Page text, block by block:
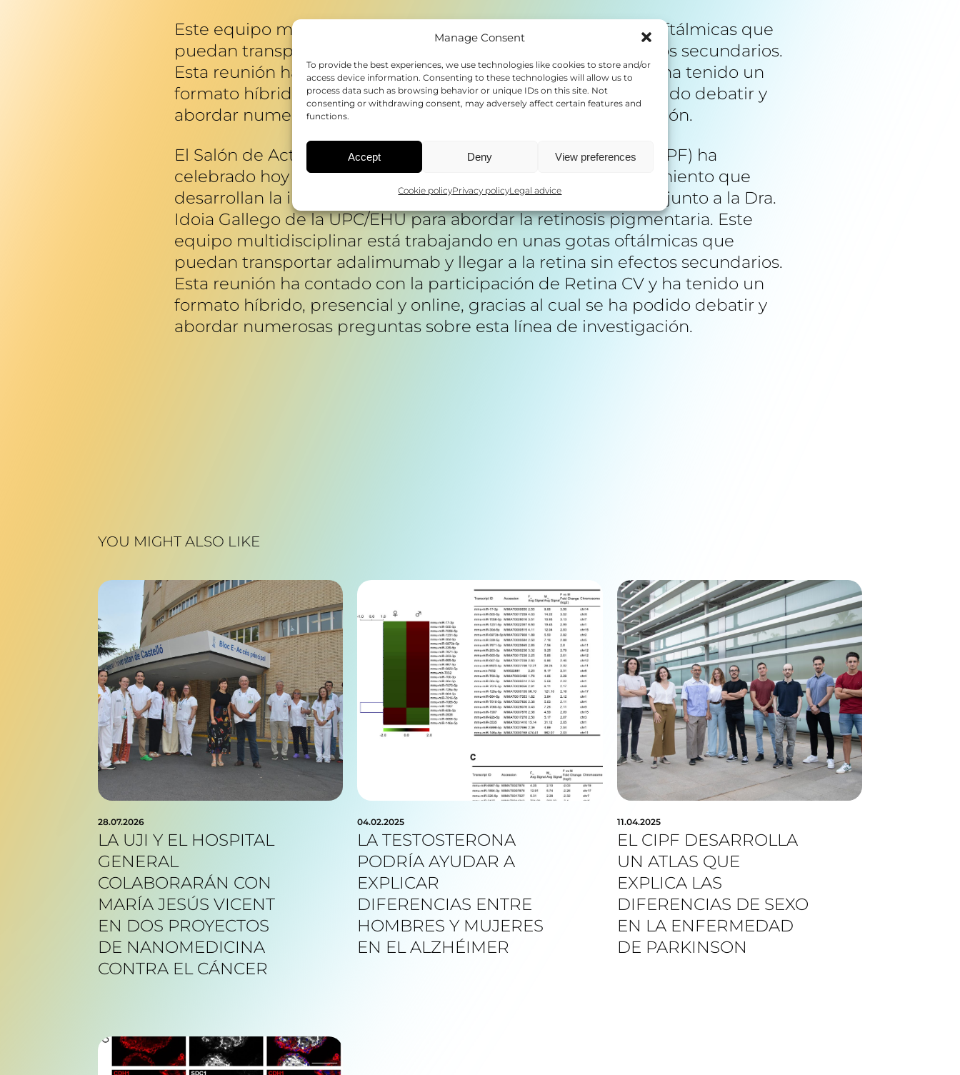
Manage Consent
To provide the best experiences, we use technologies like cookies to store and/or
access device information. Consenting to these technologies will allow us to
process data such as browsing behavior or unique IDs on this site. Not
consenting or withdrawing consent, may adversely affect certain features and
functions.
Accept Deny View preferences
Cookie policyPrivacy policyLegal advice
Este equipo multidisciplinar está trabajando en unas gotas oftálmicas que
puedan transportar adalimumab y llegar a la retina sin efectos secundarios.
Esta reunión ha contado con la participación de Retina CV y ha tenido un
formato híbrido, presencial y online, gracias al cual se ha podido debatir y
abordar numerosas preguntas sobre esta línea de investigación.
El Salón de Actos del Centro Investigación Príncipe Felipe (CIPF) ha
celebrado hoy una reunión informativa para explicar el tratamiento que
desarrollan la investigadora del CIPF, la Dra. Regina Rodrigo, junto a la Dra.
Idoia Gallego de la UPC/EHU para abordar la retinosis pigmentaria. Este
equipo multidisciplinar está trabajando en unas gotas oftálmicas que
puedan transportar adalimumab y llegar a la retina sin efectos secundarios.
Esta reunión ha contado con la participación de Retina CV y ha tenido un
formato híbrido, presencial y online, gracias al cual se ha podido debatir y
abordar numerosas preguntas sobre esta línea de investigación.
YOU MIGHT ALSO LIKE
28.07.2026
LA UJI Y EL HOSPITAL
GENERAL
COLABORARÁN CON
MARÍA JESÚS VICENT
EN DOS PROYECTOS
DE NANOMEDICINA
CONTRA EL CÁNCER
04.02.2025
LA TESTOSTERONA
PODRÍA AYUDAR A
EXPLICAR
DIFERENCIAS ENTRE
HOMBRES Y MUJERES
EN EL ALZHÉIMER
11.04.2025
EL CIPF DESARROLLA
UN ATLAS QUE
EXPLICA LAS
DIFERENCIAS DE SEXO
EN LA ENFERMEDAD
DE PARKINSON